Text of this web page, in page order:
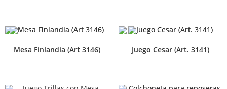
Mesa Finlandia (Art 3146) Juego Cesar (Art. 3141)